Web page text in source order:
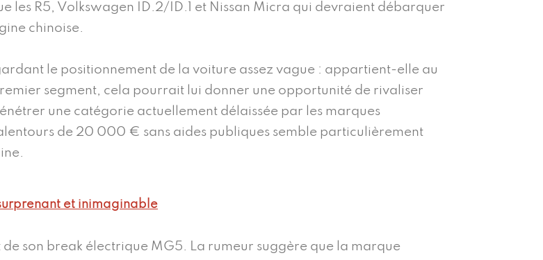
les R5, Volkswagen ID.2/ID.1 et Nissan Micra qui devraient débarquer
chinoise.
le positionnement de la voiture assez vague : appartient-elle au
segment, cela pourrait lui donner une opportunité de rivaliser
une catégorie actuellement délaissée par les marques
de 20 000 € sans aides publiques semble particulièrement
et inimaginable
son break électrique MG5. La rumeur suggère que la marque